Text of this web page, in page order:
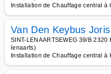
Installation de Chauffage central à
Van Den Keybus Joris
SINT-LENAARTSEWEG 39/B
lenaarts)
Installation de Chauffage central à